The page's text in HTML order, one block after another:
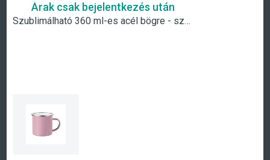
Árak csak bejelentkezés után
Szublimálható 360 ml-es acél bögre - szürkés zöld